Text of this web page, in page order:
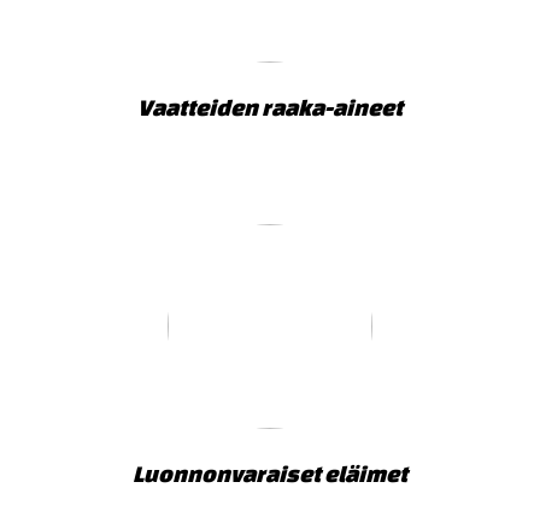
Vaatteiden raaka-aineet
Luonnonvaraiset eläimet